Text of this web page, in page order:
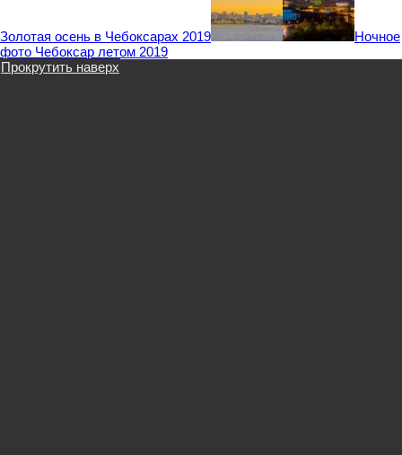
Золотая осень в Чебоксарах 2019
Ночное
фото Чебоксар летом 2019
Прокрутить наверх